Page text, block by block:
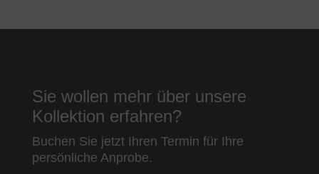
Sie wollen mehr über unsere
Kollektion erfahren?
Buchen Sie jetzt Ihren Termin für Ihre
persönliche Anprobe.